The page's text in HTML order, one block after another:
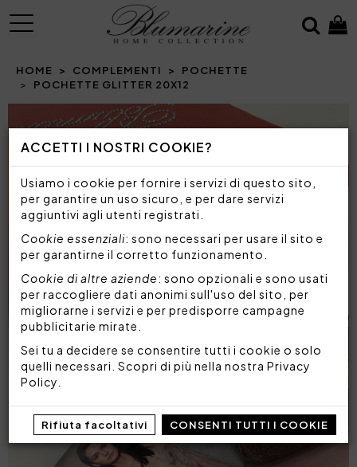
ACCETTI I NOSTRI COOKIE?
Usiamo i cookie per fornire i servizi di questo sito,
per garantire un uso sicuro, e per dare servizi
aggiuntivi agli utenti registrati.
Cookie essenziali: sono necessari per usare il sito e
per garantirne il corretto funzionamento.
Cookie di altre aziende: sono opzionali e sono usati
per raccogliere dati anonimi sull'uso del sito, per
migliorarne i servizi e per predisporre campagne
pubblicitarie mirate.
Sei tu a decidere se consentire tutti i cookie o solo
quelli necessari. Scopri di più nella nostra Privacy
Policy
Rifiuta facoltativi CONSENTI TUTTI I COOKIE
MENU
HOME COMPLEMENTI
POCHETTE
POCHETTE GLITTER 20X12
Prev